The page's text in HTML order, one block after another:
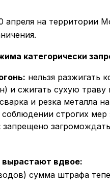
на территории
категорически
нельзя разжигать
и сжигать сухую траву
сварка и резка металла
строгих мер
запрещено
вдвое:
сумма штрафа